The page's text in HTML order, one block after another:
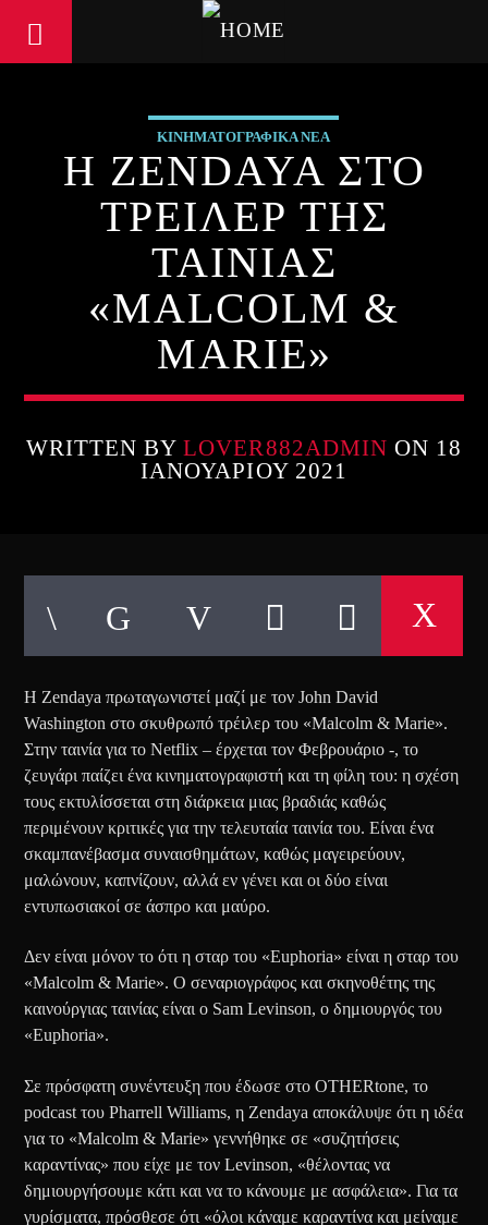
ΚΙΝΗΜΑΤΟΓΡΑΦΙΚΑ ΝΕΑ
Η ZENDAYA ΣΤΟ
ΤΡΕΙΛΕΡ ΤΗΣ
ΤΑΙΝΙΑΣ
«MALCOLM &
MARIE»
WRITTEN BYLOVER882ADMIN ON 18
ΙΑΝΟΥΑΡΊΟΥ 2021
Η Zendaya πρωταγωνιστεί μαζί με τον John David
Washington στο σκυθρωπό τρέιλερ του «Malcolm & Marie».
Στην ταινία για το Netflix – έρχεται τον Φεβρουάριο -, το
ζευγάρι παίζει ένα κινηματογραφιστή και τη φίλη του: η σχέση
τους εκτυλίσσεται στη διάρκεια μιας βραδιάς καθώς
περιμένουν κριτικές για την τελευταία ταινία του. Είναι ένα
σκαμπανέβασμα συναισθημάτων, καθώς μαγειρεύουν,
μαλώνουν, καπνίζουν, αλλά εν γένει και οι δύο είναι
εντυπωσιακοί σε άσπρο και μαύρο.
Δεν είναι μόνον το ότι η σταρ του «Euphoria» είναι η σταρ του
«Malcolm & Marie». Ο σεναριογράφος και σκηνοθέτης της
καινούργιας ταινίας είναι ο Sam Levinson, ο δημιουργός του
«Euphoria».
Σε πρόσφατη συνέντευξη που έδωσε στο OTHERtone, το
podcast του Pharrell Williams, η Zendaya αποκάλυψε ότι η ιδέα
για το «Malcolm & Marie» γεννήθηκε σε «συζητήσεις
καραντίνας» που είχε με τον Levinson, «θέλοντας να
δημιουργήσουμε κάτι και να το κάνουμε με ασφάλεια». Για τα
γυρίσματα, πρόσθεσε ότι «όλοι κάναμε καραντίνα και μείναμε